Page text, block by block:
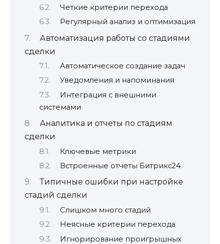
Четкие критерии перехода
Регулярный анализ и оптимизация
Автоматизация работы со стадиями
сделки
Автоматическое создание задач
Уведомления и напоминания
Интеграция с внешними
системами
Аналитика и отчеты по стадиям
сделки
Ключевые метрики
Встроенные отчеты Битрикс24
Типичные ошибки при настройке
стадий сделки
Слишком много стадий
Неясные критерии перехода
Игнорирование проигрышных